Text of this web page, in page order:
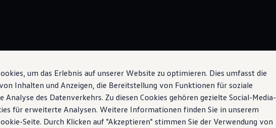
um das Erlebnis auf unserer Website zu optimieren. Dies umfasst die
Inhalten und Anzeigen, die Bereitstellung von Funktionen für soziale
Analyse des Datenverkehrs. Zu diesen Cookies gehören gezielte Social-Media-
für erweiterte Analysen. Weitere Informationen finden Sie in unserem
Seite. Durch Klicken auf "Akzeptieren" stimmen Sie der Verwendung von
Systèmes d’assistance pour une meilleure visibilité